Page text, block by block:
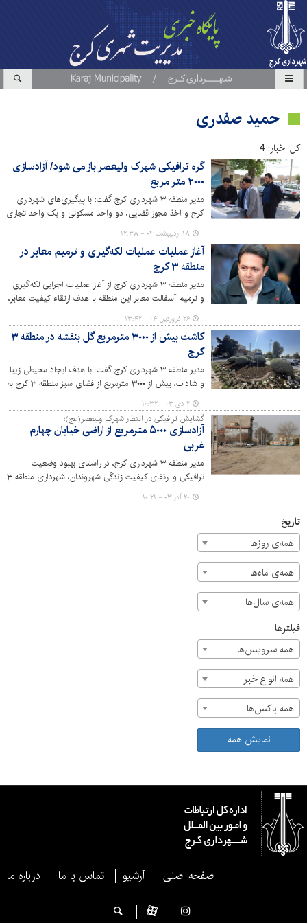
حمید صفدری
کل اخبار: 4
گره ترافیکی شهرک ولیعصر باز می شود/ آزادسازی
۲۰۰۰ متر مربع
مدیر منطقه ۳ شهرداری کرج گفت: با پیگیری‌های شهرداری
کرج و اخذ مجوز قضایی، دو واحد مسکونی و یک واحد تجاری
آزاد و تخریب شد تا زمینه برای تعریض خیابان چهارم غربی
فراهم شود.
۱۸ اردیبهشت ۰۴ - ۱۲:۳۸
آغاز عملیات عملیات لکه‌گیری و ترمیم معابر در
منطقه ۳ کرج
مدیر منطقه ۳ شهرداری کرج از آغاز عملیات اجرایی لکه‌گیری
و ترمیم آسفالت معابر این منطقه با هدف ارتقاء کیفیت معابر،
خبر داد.
۲۶ فروردین ۰۴ - ۱۳:۴۲
کاشت بیش از ۳۰۰۰ مترمربع گل بنفشه در منطقه ۳
کرج
مدیر منطقه ۳ شهرداری کرج گفت: با هدف ایجاد محیطی زیبا
و شاداب، بیش از ۳۰۰۰ مترمربع از فضای سبز منطقه ۳ کرج به
گل بنفشه آراسته شد.
۲ دی ۰۳ - ۱۰:۳۲
گشایش ترافیکی در انتظار شهرک ولیعصر(عج)؛
آزادسازی ۵۰۰۰ مترمربع از اراضی خیابان چهارم
غربی
مدیر منطقه ۳ شهرداری کرج، در راستای بهبود وضعیت
ترافیکی و ارتقای کیفیت زندگی شهروندان، شهرداری منطقه ۳
کرج با همکاری دادستانی و اداره کل املاک و مستغلات،
۲۰ آذر ۰۳ - ۱۰:۲۱
تاریخ
همه‌ی روزها
همه‌ی ماه‌ها
همه‌ی سال‌ها
فیلترها
همه سرویس‌ها
همه انواع خبر
همه باکس‌ها
نمایش همه
صفحه اصلی آرشیو تماس با ما درباره ما